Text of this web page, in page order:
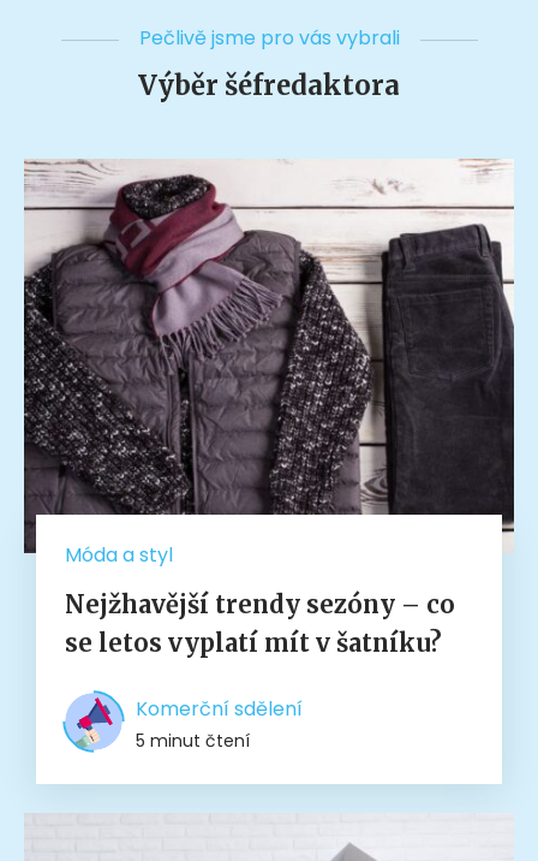
Pečlivě jsme pro vás vybrali
Výběr šéfredaktora
Móda a styl
Nejžhavější trendy sezóny – co
se letos vyplatí mít v šatníku?
Komerční sdělení
5 minut čtení